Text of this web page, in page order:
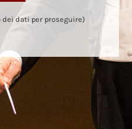
dati per proseguire)